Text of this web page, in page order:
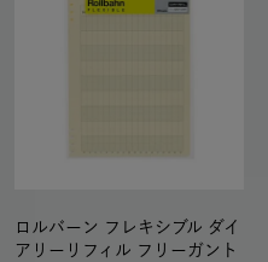
ロルバーン フレキシブル ダイ
アリーリフィル フリーガント